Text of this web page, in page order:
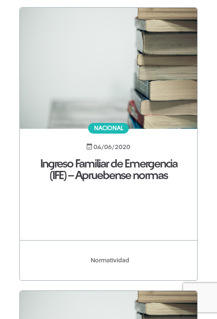
NACIONAL
04/06/2020
Ingreso Familiar de Emergencia
(IFE) – Apruebense normas
Normatividad